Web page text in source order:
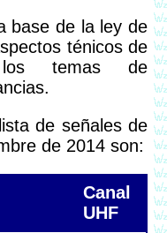
ténicos de
los temas de
de 2014 son:
Canal
UHF